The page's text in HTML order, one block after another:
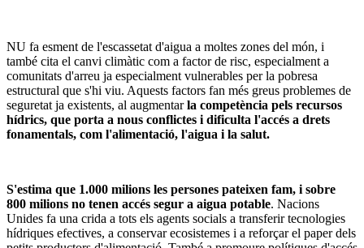
NU fa esment de l'escassetat d'aigua a moltes zones del món, i
també cita el canvi climàtic com a factor de risc, especialment a
comunitats d'arreu ja especialment vulnerables per la pobresa
estructural que s'hi viu. Aquests factors fan més greus problemes de
seguretat ja existents, al augmentarla competència pels recursos
hídrics, que porta a nous conflictes i dificulta l'accés a drets
fonamentals, com l'alimentació, l'aigua i la salut.
S'estima que 1.000 milions les persones pateixen fam, i sobre
800 milions no tenen accés segur a aigua potable. Nacions
Unides fa una crida a tots els agents socials a transferir tecnologies
hídriques efectives, a conservar ecosistemes i a reforçar el paper dels